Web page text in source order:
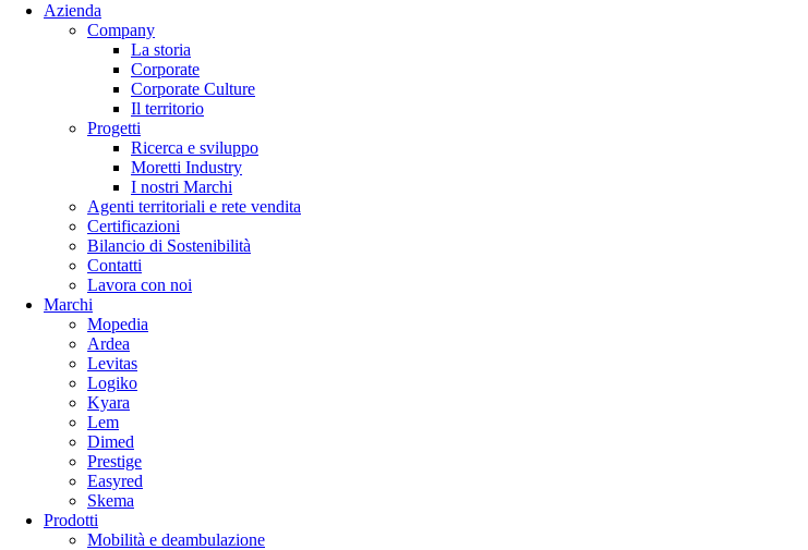
Azienda
Company
La storia
Corporate
Corporate Culture
Il territorio
Progetti
Ricerca e sviluppo
Moretti Industry
I nostri Marchi
Agenti territoriali e rete vendita
Certificazioni
Bilancio di Sostenibilità
Contatti
Lavora con noi
Marchi
Mopedia
Ardea
Levitas
Logiko
Kyara
Lem
Dimed
Prestige
Easyred
Skema
Prodotti
Mobilità e deambulazione